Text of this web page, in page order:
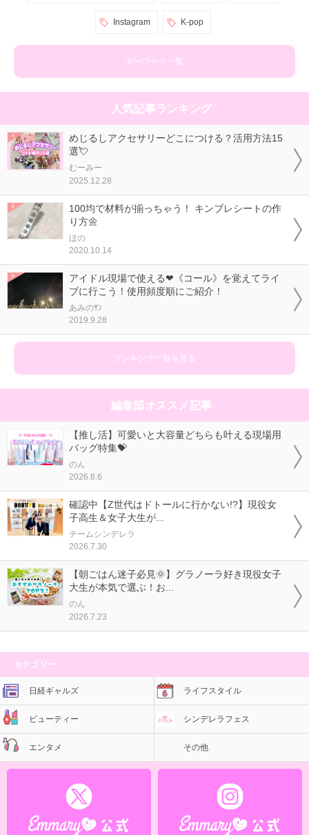
Instagram K-pop
キーワード一覧
人気記事ランキング
めじるしアクセサリーどこにつける？活用方法15
選💘
むーみー
2025.12.28
100均で材料が揃っちゃう！ キンブレシートの作
り方🌼
ほの
2020.10.14
アイドル現場で使える❤《コール》を覚えてライ
ブに行こう！使用頻度順にご紹介！
あみのｻﾝ
2019.9.28
ランキング一覧を見る
編集部オススメ記事
【推し活】可愛いと大容量どちらも叶える現場用
バッグ特集💝
のん
2026.8.6
確認中【Z世代はドトールに行かない!?】現役女
子高生＆女子大生が...
チームシンデレラ
2026.7.30
【朝ごはん迷子必見🌞】グラノーラ好き現役女子
大生が本気で選ぶ！お...
のん
2026.7.23
カテゴリー
日経ギャルズ ライフスタイル
ビューティー シンデレラフェス
エンタメ その他